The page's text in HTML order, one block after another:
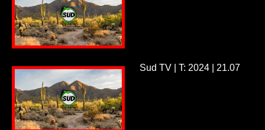
Sud TV | T: 2024 | 21.07